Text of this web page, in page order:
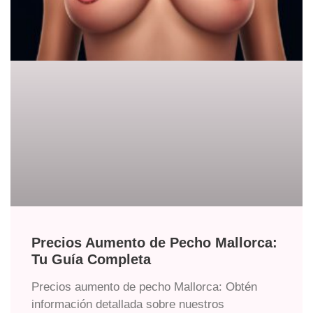
Precios Aumento de Pecho Mallorca:
Tu Guía Completa
Precios aumento de pecho Mallorca: Obtén
información detallada sobre nuestros